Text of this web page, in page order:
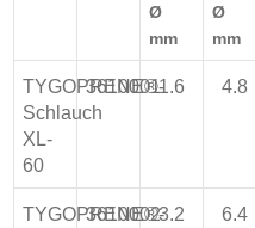
Ø
mm
Ø
mm
TYGOPRENE®-
Schlauch
XL-
60
36100011.6 4.8
TYGOPRENE®-
36100023.2 6.4